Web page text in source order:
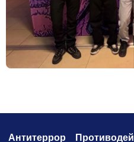
Антитеррор